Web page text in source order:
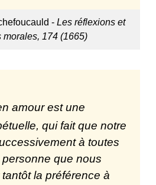
- Les réflexions et
morales, 174 (1665)
amour est une
qui fait que notre
à toutes
que nous
la préférence à